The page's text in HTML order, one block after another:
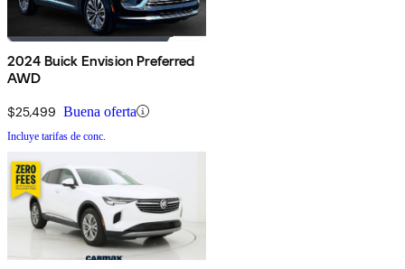
2024 Buick Envision Preferred
AWD
$25,499 Buena oferta
Incluye tarifas de conc.